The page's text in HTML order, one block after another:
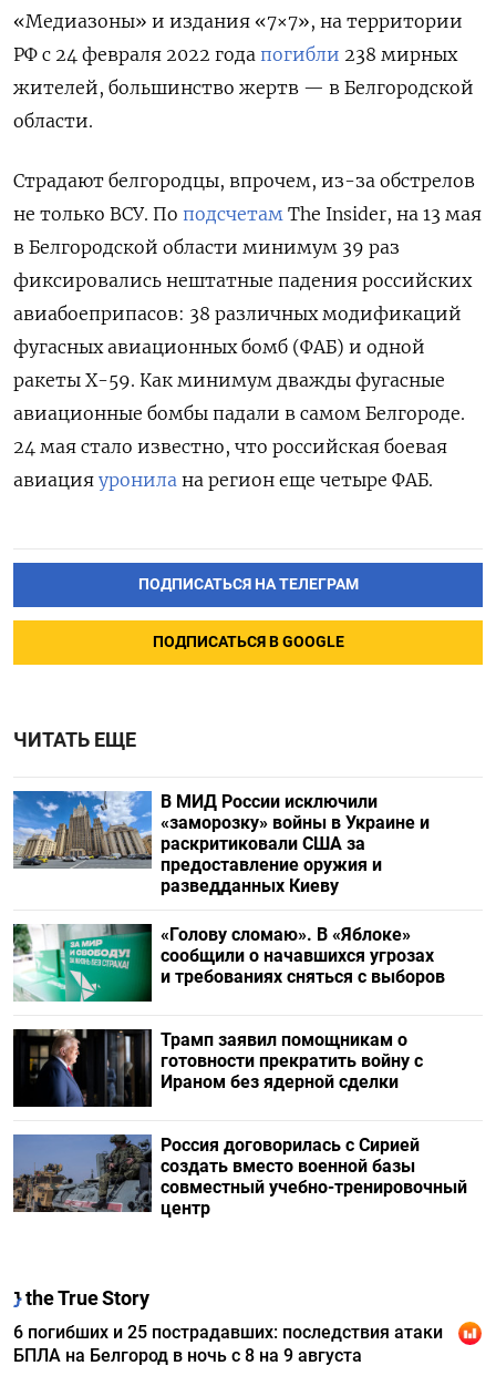
«Медиазоны» и издания «7×7», на территории
РФ с 24 февраля 2022 года погибли 238 мирных
жителей, большинство жертв — в Белгородской
области.
Страдают белгородцы, впрочем, из-за обстрелов
не только ВСУ. По подсчетам The Insider, на 13 мая
в Белгородской области минимум 39 раз
фиксировались нештатные падения российских
авиабоеприпасов: 38 различных модификаций
фугасных авиационных бомб (ФАБ) и одной
ракеты Х-59. Как минимум дважды фугасные
авиационные бомбы падали в самом Белгороде.
24 мая стало известно, что российская боевая
авиация уронила на регион еще четыре ФАБ.
ПОДПИСАТЬСЯ НА ТЕЛЕГРАМ
ПОДПИСАТЬСЯ В GOOGLE
ЧИТАТЬ ЕЩЕ
В МИД России исключили
«заморозку» войны в Украине и
раскритиковали США за
предоставление оружия и
разведданных Киеву
«Голову сломаю». В «Яблоке»
сообщили о начавшихся угрозах
и требованиях сняться с выборов
Трамп заявил помощникам о
готовности прекратить войну с
Ираном без ядерной сделки
Россия договорилась с Сирией
создать вместо военной базы
совместный учебно-тренировочный
центр